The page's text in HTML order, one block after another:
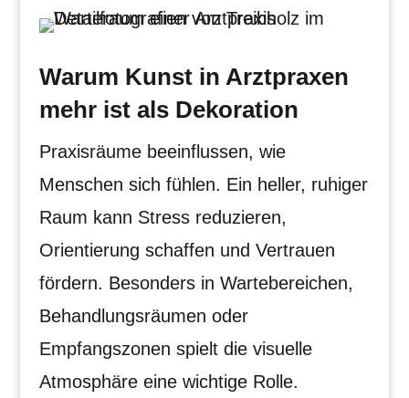
Warum Kunst in Arztpraxen
mehr ist als Dekoration
Praxisräume beeinflussen, wie
Menschen sich fühlen. Ein heller, ruhiger
Raum kann Stress reduzieren,
Orientierung schaffen und Vertrauen
fördern. Besonders in Wartebereichen,
Behandlungsräumen oder
Empfangszonen spielt die visuelle
Atmosphäre eine wichtige Rolle.